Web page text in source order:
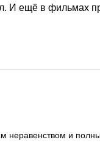
И ещё в фильмах
неравенством и